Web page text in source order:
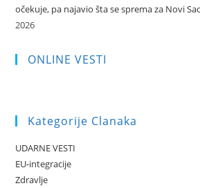
očekuje, pa najavio šta se sprema za Novi
2026
ONLINE VESTI
Kategorije Clanaka
UDARNE VESTI
EU-integracije
Zdravlje